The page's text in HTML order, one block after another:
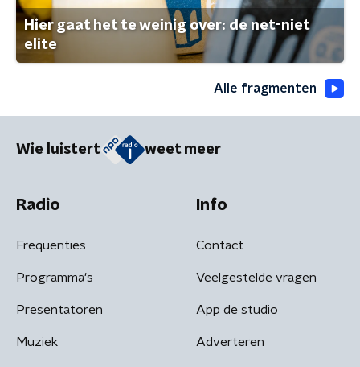
Hier gaat het te weinig over: de net-niet
elite
Alle fragmenten
Wie luistert weet meer
Radio
Frequenties
Programma's
Presentatoren
Muziek
Info
Contact
Veelgestelde vragen
App de studio
Adverteren